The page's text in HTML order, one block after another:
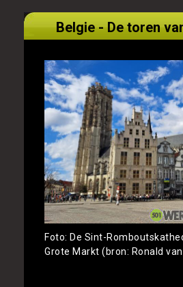
Belgie - De toren
Foto: De Sint-
Grote Markt (bron: Ronald